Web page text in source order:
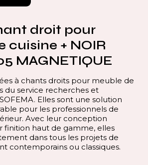
droit pour
cuisine + NOIR
MAGNETIQUE
à chants droits pour meuble de
du service recherches et
Elles sont une solution
pour les professionnels de
Avec leur conception
finition haut de gamme, elles
dans tous les projets de
contemporains ou classiques.